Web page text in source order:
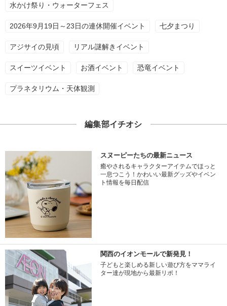
水かけ祭り・ウォーターフェス
2026年9月19日～23日の連休開催イベント 七夕まつり
アジサイの見頃 リアル謎解きイベント
スイーツイベント お酒イベント 恐竜イベント
プラネタリウム・天体観測
編集部イチオシ
スヌーピーたちの最新ニュース
癒やされるキャラクターアイテムでほっと
一息つこう！かわいい最新グッズやイベン
ト情報を毎日配信
関西のイオンモールで新発見！
子どもと楽しめる新しい遊び方をママライ
ター達が現地から最新リポ！